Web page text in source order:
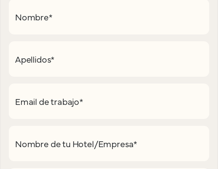
Nombre*
Apellidos*
Email de trabajo*
Nombre de tu Hotel/Empresa*